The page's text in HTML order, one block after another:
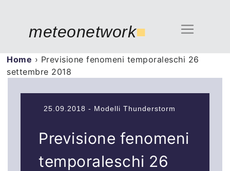
meteonetwork■
Home › Previsione fenomeni temporaleschi 26
settembre 2018
25.09.2018 - Modelli Thunderstorm
Previsione fenomeni
temporaleschi 26